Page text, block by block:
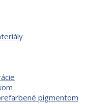
pigmentom